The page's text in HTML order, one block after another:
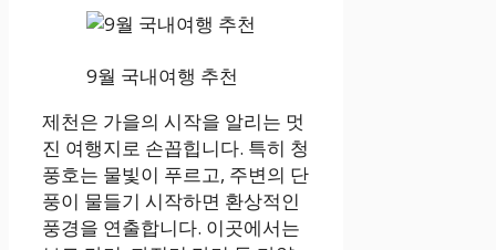
9월 국내여행 추천
제천은 가을의 시작을 알리는 멋
진 여행지로 손꼽힙니다. 특히 청
풍호는 물빛이 푸르고, 주변의 단
풍이 물들기 시작하면 환상적인
풍경을 연출합니다. 이곳에서는